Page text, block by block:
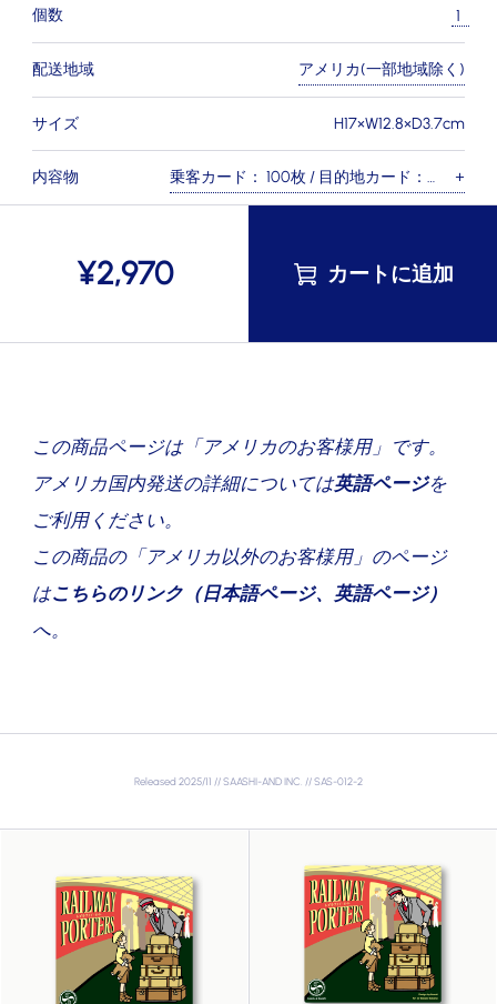
個数
配送地域 アメリカ(一部地域除く)
サイズ H17×W12.8×D3.7cm
内容物
乗客カード： 100枚 / 目的地カード：
18枚 / ルールブック：3冊（日本語 / 英
×
¥2,970
この商品ページは「アメリカのお客様用」です。
アメリカ国内発送の詳細については英語ページを
ご利用ください。
この商品の「アメリカ以外のお客様用」 のページ
はこちらのリンク（日本語ページ、 英語ページ）
へ。
Released 2025/11 // SAASHI-AND INC. // SAS-012-2